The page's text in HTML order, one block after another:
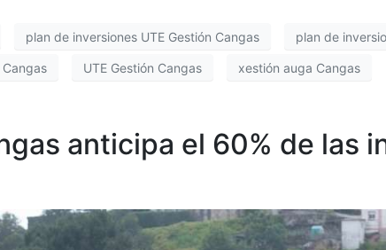
plan de inversiones UTE Gestión Cangas plan de
UTE Gestión Cangas xestión auga Cangas
anticipa el 60% de las